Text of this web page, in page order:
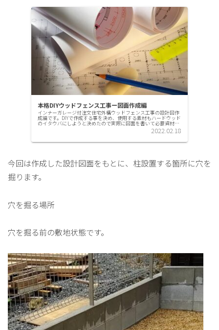
本格DIYウッドフェンス工事ー図面作成編
インナーガレージ付注文住宅外構ウッドフェンス工事の設計図作
成編です。DIYで作成する事を決め、使用する素材もハードウッド
のイタウバにしようと決めたので実際に図面を書いて必要資材を
発注するという段階になりました。図面は必須YouTubeで「ウ...
2022.02.18
今回は作成した設計図面をもとに、柱設置する箇所に穴を
掘ります。
穴を掘る場所
穴を掘る前の敷地状態です。